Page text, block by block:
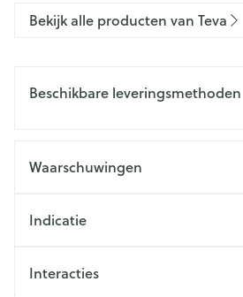
Bekijk alle producten van Teva
Beschikbare leveringsmethoden
Waarschuwingen
Indicatie
Interacties